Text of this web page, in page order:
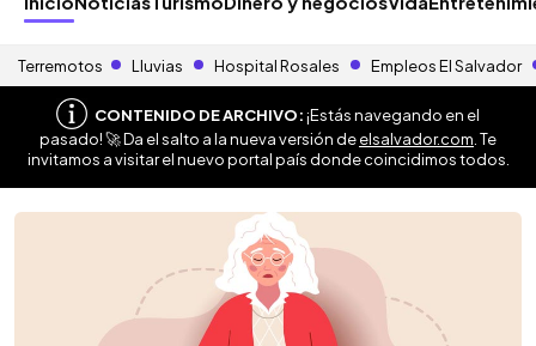
Terremotos Lluvias Hospital Rosales Empleos El Salvador
CONTENIDO DE ARCHIVO:¡Estás navegando en el
pasado! 🚀 Da el salto a la nueva versión deelsalvador.com . Te
invitamos a visitar el nuevo portal país donde coincidimos todos.